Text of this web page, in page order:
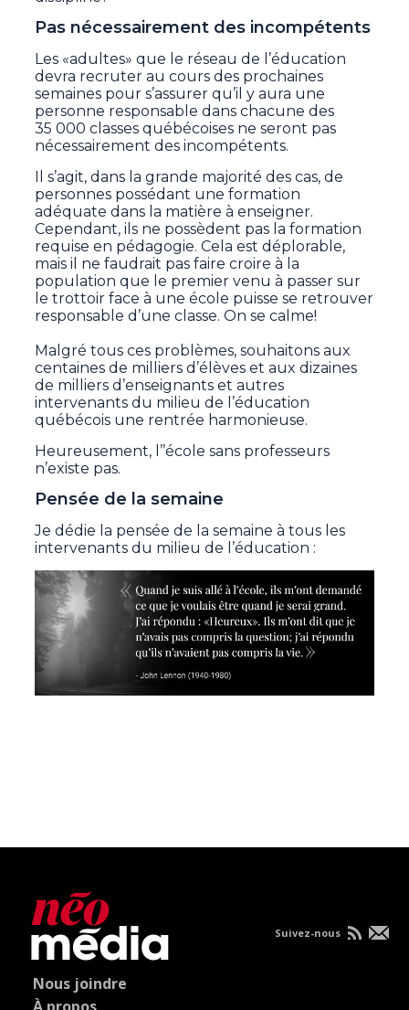
Pas nécessairement des incompétents
Les «adultes» que le réseau de l’éducation
devra recruter au cours des prochaines
semaines pour s’assurer qu’il y aura une
personne responsable dans chacune des
35 000 classes québécoises ne seront pas
nécessairement des incompétents.
Il s’agit, dans la grande majorité des cas, de
personnes possédant une formation
adéquate dans la matière à enseigner.
Cependant, ils ne possèdent pas la formation
requise en pédagogie. Cela est déplorable,
mais il ne faudrait pas faire croire à la
population que le premier venu à passer sur
le trottoir face à une école puisse se retrouver
responsable d’une classe. On se calme!
Malgré tous ces problèmes, souhaitons aux
centaines de milliers d’élèves et aux dizaines
de milliers d’enseignants et autres
intervenants du milieu de l’éducation
québécois une rentrée harmonieuse.
Heureusement, l’’école sans professeurs
n’existe pas.
Pensée de la semaine
Je dédie la pensée de la semaine à tous les
intervenants du milieu de l’éducation :
Nous joindre
Suivez-nous